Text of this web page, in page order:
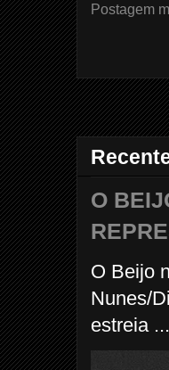
Postagem
O
O Beijo
Nunes/
estreia ...